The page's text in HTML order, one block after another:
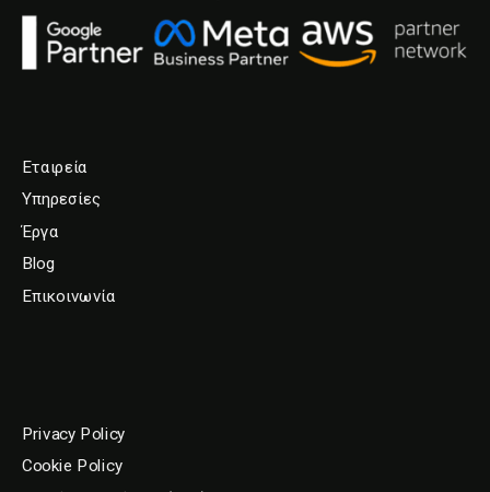
Εταιρεία
Υπηρεσίες
Έργα
Blog
Επικοινωνία
Privacy Policy
Cookie Policy